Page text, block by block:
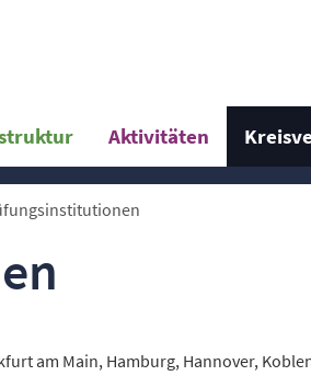
Aktivitäten
am Main, Hamburg, Hannover,